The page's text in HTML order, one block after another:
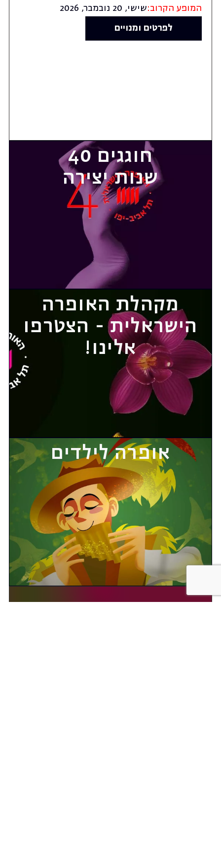
המופע הקרוב:שישי, 20 נובמבר, 2026
לפרטים ומנויים
חוגגים 40
שנות יצירה
מקהלת האופרה
הישראלית - הצטרפו
אלינו!
אופרה לילדים